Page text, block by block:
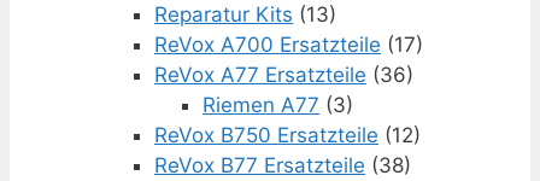
Reparatur Kits (13)
ReVox A700 Ersatzteile (17)
ReVox A77 Ersatzteile (36)
Riemen A77 (3)
ReVox B750 Ersatzteile (12)
ReVox B77 Ersatzteile (38)